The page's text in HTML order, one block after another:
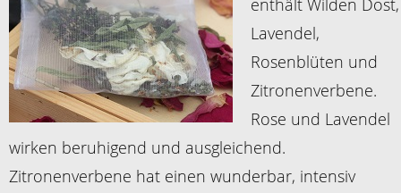
enthält Wilden Dost,
Lavendel,
Rosenblüten und
Zitronenverbene.
Rose und Lavendel
wirken beruhigend und ausgleichend.
Zitronenverbene hat einen wunderbar, intensiv